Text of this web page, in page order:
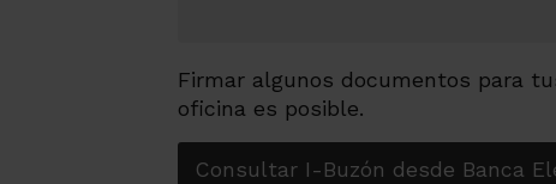
Firmar algunos documentos para
oficina es posible.
Consultar I-Buzón desde Banca